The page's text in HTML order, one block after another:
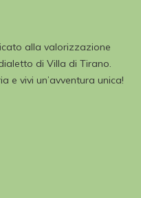
alla valorizzazione
di Villa di Tirano.
e vivi un’avventura unica!